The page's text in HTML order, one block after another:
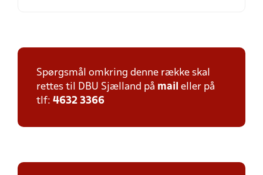
Spørgsmål omkring denne række skal
rettes til DBU Sjælland på mail eller på
tlf: 4632 3366